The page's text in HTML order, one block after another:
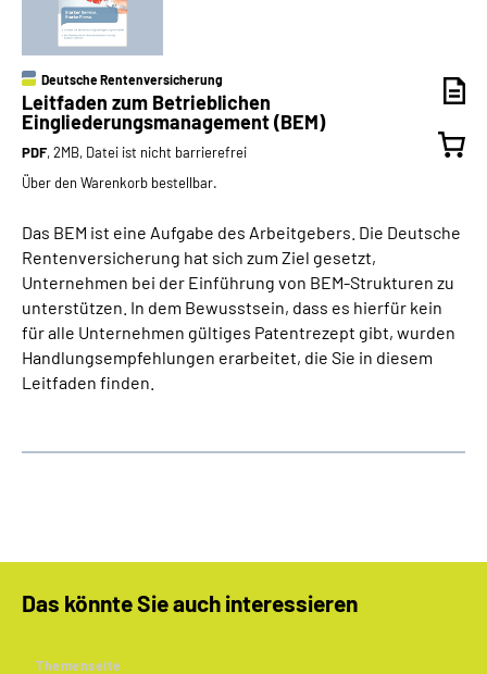
Deutsche Rentenversicherung
Leitfaden zum Betrieblichen
Eingliederungsmanagement (BEM)
PDF, 2MB, Datei ist nicht barrierefrei
Über den Warenkorb bestellbar.
Das BEM ist eine Aufgabe des Arbeitgebers. Die Deutsche
Rentenversicherung hat sich zum Ziel gesetzt,
Unternehmen bei der Einführung von BEM-Strukturen zu
unterstützen. In dem Bewusstsein, dass es hierfür kein
für alle Unternehmen gültiges Patentrezept gibt, wurden
Handlungsempfehlungen erarbeitet, die Sie in diesem
Leitfaden finden.
Das könnte Sie auch interessieren
Themenseite